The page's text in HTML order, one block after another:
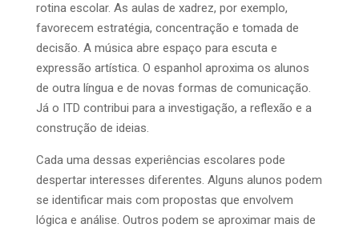
rotina escolar. As aulas de xadrez, por exemplo,
favorecem estratégia, concentração e tomada de
decisão. A música abre espaço para escuta e
expressão artística. O espanhol aproxima os alunos
de outra língua e de novas formas de comunicação.
Já o ITD contribui para a investigação, a reflexão e a
construção de ideias.
Cada uma dessas experiências escolares pode
despertar interesses diferentes. Alguns alunos podem
se identificar mais com propostas que envolvem
lógica e análise. Outros podem se aproximar mais de